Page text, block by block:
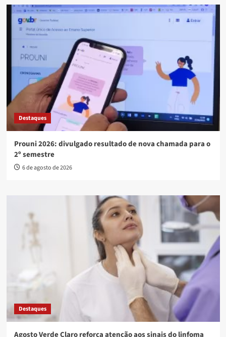
Destaques
Prouni 2026: divulgado resultado de nova chamada para o
2º semestre
6 de agosto de 2026
Destaques
Agosto Verde Claro reforça atenção aos sinais do linfoma